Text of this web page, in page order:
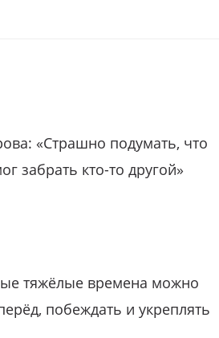
«Страшно подумать, что
забрать кто-то другой»
тяжёлые времена можно
побеждать и укреплять